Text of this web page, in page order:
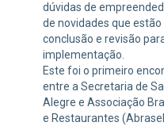
dúvidas de
de novidades que
conclusão e revisão
implementação.
Este foi o primeiro
entre a Secretaria de
Alegre e Associação
e Restaurantes